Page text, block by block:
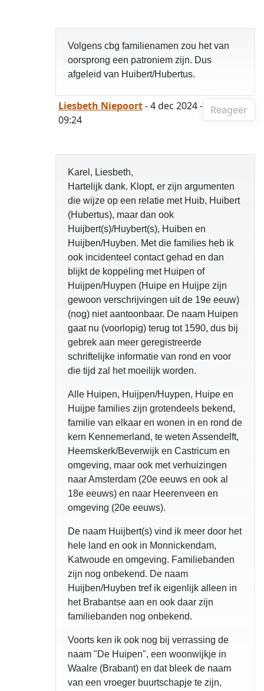
Volgens cbg familienamen zou het van
oorsprong een patroniem zijn. Dus
afgeleid van Huibert/Hubertus.
Reageer
Liesbeth Niepoort- 4 dec 2024 -
09:24
Karel, Liesbeth,
Hartelijk dank. Klopt, er zijn argumenten
die wijze op een relatie met Huib, Huibert
(Hubertus), maar dan ook
Huijbert(s)/Huybert(s), Huiben en
Huijben/Huyben. Met die families heb ik
ook incidenteel contact gehad en dan
blijkt de koppeling met Huipen of
Huijpen/Huypen (Huipe en Huijpe zijn
gewoon verschrijvingen uit de 19e eeuw)
(nog) niet aantoonbaar. De naam Huipen
gaat nu (voorlopig) terug tot 1590, dus bij
gebrek aan meer geregistreerde
schriftelijke informatie van rond en voor
die tijd zal het moeilijk worden.
Alle Huipen, Huijpen/Huypen, Huipe en
Huijpe families zijn grotendeels bekend,
familie van elkaar en wonen in en rond de
kern Kennemerland, te weten Assendelft,
Heemskerk/Beverwijk en Castricum en
omgeving, maar ook met verhuizingen
naar Amsterdam (20e eeuws en ook al
18e eeuws) en naar Heerenveen en
omgeving (20e eeuws).
De naam Huijbert(s) vind ik meer door het
hele land en ook in Monnickendam,
Katwoude en omgeving. Familiebanden
zijn nog onbekend. De naam
Huijben/Huyben tref ik eigenlijk alleen in
het Brabantse aan en ook daar zijn
familiebanden nog onbekend.
Voorts ken ik ook nog bij verrassing de
naam "De Huipen", een woonwijkje in
Waalre (Brabant) en dat bleek de naam
van een vroeger buurtschapje te zijn,